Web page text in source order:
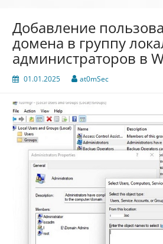
Добавление
домена в группу
администраторов в
01.01.2025 at0mSec